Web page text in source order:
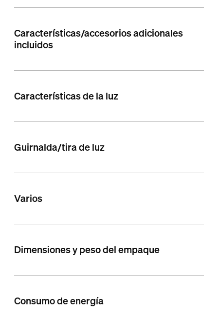
Características/accesorios adicionales
incluidos
Características de la luz
Guirnalda/tira de luz
Varios
Dimensiones y peso del empaque
Consumo de energía